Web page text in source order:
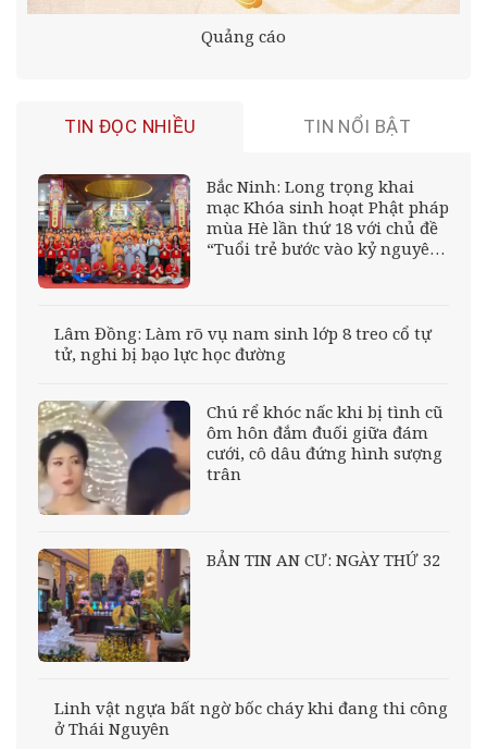
Quảng cáo
TIN ĐỌC NHIỀU TIN NỔI BẬT
Bắc Ninh: Long trọng khai
mạc Khóa sinh hoạt Phật pháp
mùa Hè lần thứ 18 với chủ đề
“Tuổi trẻ bước vào kỷ nguyên
Lâm Đồng: Làm rõ vụ nam sinh lớp 8 treo cổ tự
tử, nghi bị bạo lực học đường
Chú rể khóc nấc khi bị tình cũ
ôm hôn đắm đuối giữa đám
cưới, cô dâu đứng hình sượng
trân
BẢN TIN AN CƯ: NGÀY THỨ 32
Linh vật ngựa bất ngờ bốc cháy khi đang thi công
ở Thái Nguyên